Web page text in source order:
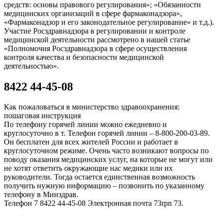
средств: основы правового регулирования»; «Обязанности
медицинских организаций в сфере фармаконадзора»,
«Фармаконадзор и его законодательное регулирование» и т.д.).
Участие Росздравнадзора в регулировании и контроле
медицинской деятельности рассмотрено в нашей статье
«Полномочия Росздравнадзора в сфере осуществления
контроля качества и безопасности медицинской
деятельностью».
8422 44-45-08
Как пожаловаться в министерство здравоохранения:
пошаговая инструкция
По телефону горячей линии можно ежедневно и
круглосуточно в т. Телефон горячей линии – 8-800-200-03-89.
Он бесплатен для всех жителей России и работает в
круглосуточном режиме. Очень часто возникают вопросы по
поводу оказания медицинских услуг, на которые не могут или
не хотят ответить окружающие нас медики или их
руководители. Тогда остается единственная возможность
получить нужную информацию – позвонить по указанному
телефону в Минздрав.
Телефон 7 8422 44-45-08 Электронная почта 73rpn 73.